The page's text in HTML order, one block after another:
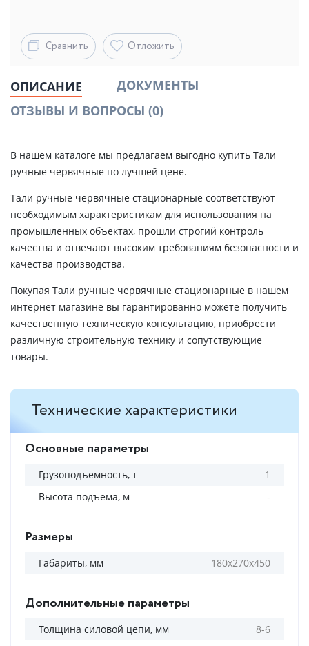
Сравнить Отложить
ОПИСАНИЕ
ДОКУМЕНТЫ
ОТЗЫВЫ И ВОПРОСЫ (0)
В нашем каталоге мы предлагаем выгодно купить Тали
ручные червячные по лучшей цене.
Тали ручные червячные стационарные соответствуют
необходимым характеристикам для использования на
промышленных объектах, прошли строгий контроль
качества и отвечают высоким требованиям безопасности и
качества производства.
Покупая Тали ручные червячные стационарные в нашем
интернет магазине вы гарантированно можете получить
качественную техническую консультацию, приобрести
различную строительную технику и сопутствующие
товары.
Технические характеристики
Основные параметры
Грузоподъемность, т
1
Высота подъема, м
-
Размеры
Габариты, мм 180x270x450
Дополнительные параметры
Толщина силовой цепи, мм
8-6